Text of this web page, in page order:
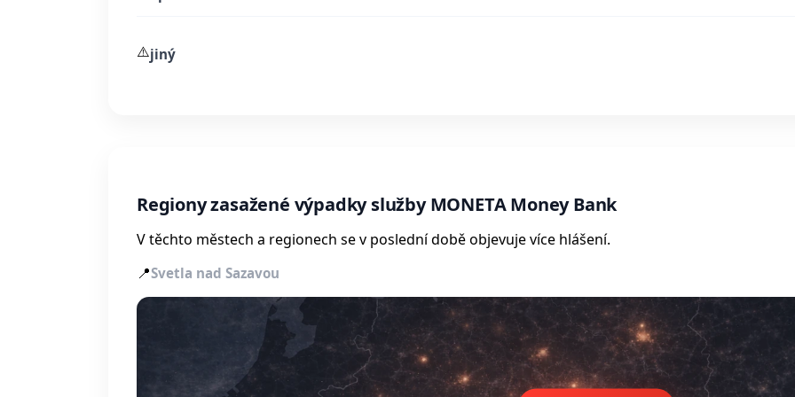
⚠️jiný
Regiony zasažené výpadky služby MONETA Money Bank
V těchto městech a regionech se v poslední době objevuje více hlášení.
📍Svetla nad Sazavou